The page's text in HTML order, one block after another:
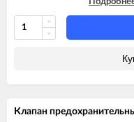
Клапан